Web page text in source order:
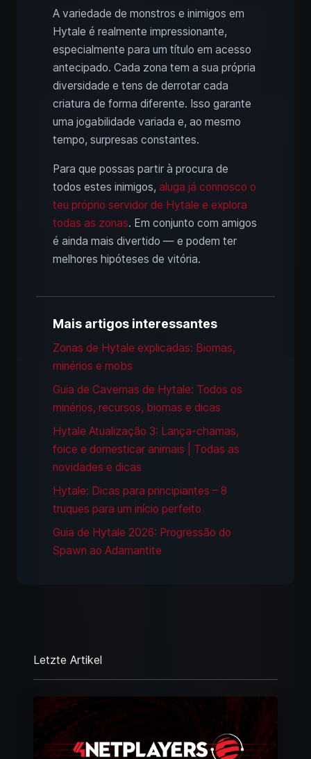
A variedade de monstros e inimigos em
Hytale é realmente impressionante,
especialmente para um título em acesso
antecipado. Cada zona tem a sua própria
diversidade e tens de derrotar cada
criatura de forma diferente. Isso garante
uma jogabilidade variada e, ao mesmo
tempo, surpresas constantes.
Para que possas partir à procura de
todos estes inimigos, aluga já connosco o
teu próprio servidor de Hytale e explora
todas as zonas. Em conjunto com amigos
é ainda mais divertido — e podem ter
melhores hipóteses de vitória.
Mais artigos interessantes
Zonas de Hytale explicadas: Biomas,
minérios e mobs
Guia de Cavernas de Hytale: Todos os
minérios, recursos, biomas e dicas
Hytale Atualização 3: Lança-chamas,
foice e domesticar animais | Todas as
novidades e dicas
Hytale: Dicas para principiantes – 8
truques para um início perfeito
Guia de Hytale 2026: Progressão do
Spawn ao Adamantite
Letzte Artikel